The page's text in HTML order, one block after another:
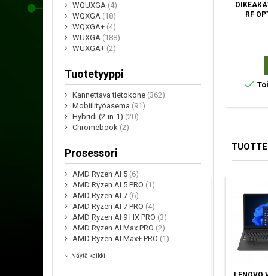
WQUXGA (4)
WQXGA (18)
WQXGA+ (4)
WUXGA (188)
WUXGA+ (2)
Tuotetyyppi
Kannettava tietokone (362)
Mobiilityöasema (91)
Hybridi (2-in-1) (20)
Chromebook (2)
Prosessori
AMD Ryzen AI 5 (6)
AMD Ryzen AI 5 PRO (1)
AMD Ryzen AI 7 (6)
AMD Ryzen AI 7 PRO (4)
AMD Ryzen AI 9 HX PRO (3)
AMD Ryzen AI Max PRO (2)
AMD Ryzen AI Max+ PRO (1)
Näytä kaikki
RF
